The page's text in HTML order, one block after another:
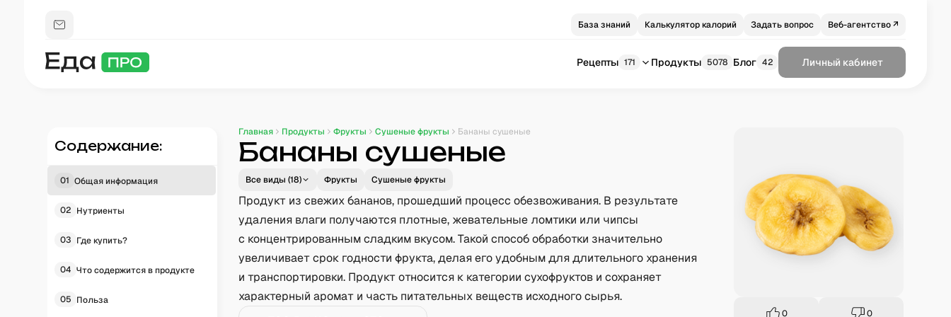
База знаний Калькулятор калорий Задать вопрос Веб-агентство ↗
Рецепты 171 Продукты 5078 Блог 42 Личный кабинет
Содержание:
01 Общая информация
02 Нутриенты
03 Где купить?
04 Что содержится в продукте
05 Польза
Главная Продукты Фрукты Сушеные фрукты Бананы сушеные
Бананы сушеные
Все виды (18) Фрукты Сушеные фрукты
Продукт из свежих бананов, прошедший процесс обезвоживания. В результате
удаления влаги получаются плотные, жевательные ломтики или чипсы
с концентрированным сладким вкусом. Такой способ обработки значительно
увеличивает срок годности фрукта, делая его удобным для длительного хранения
и транспортировки. Продукт относится к категории сухофруктов и сохраняет
характерный аромат и часть питательных веществ исходного сырья.
0 0